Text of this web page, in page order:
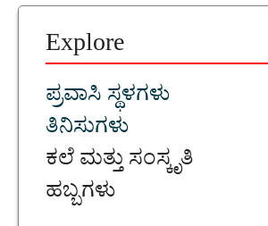
Explore
ಪ್ರವಾಸಿ ಸ್ಥಳಗಳು
ತಿನಿಸುಗಳು
ಕಲೆ ಮತ್ತು ಸಂಸ್ಕೃತಿ
ಹಬ್ಬಗಳು